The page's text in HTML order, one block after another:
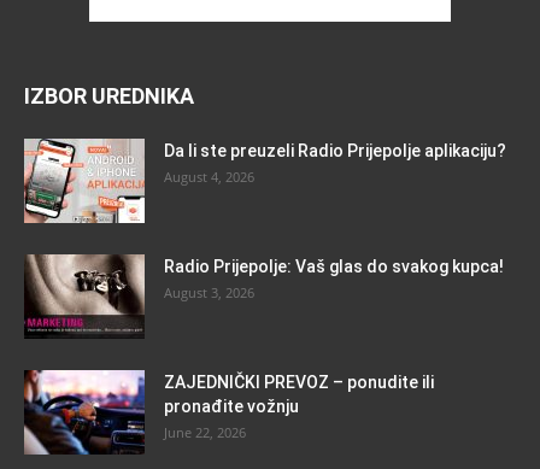
IZBOR UREDNIKA
Da li ste preuzeli Radio Prijepolje aplikaciju?
August 4, 2026
Radio Prijepolje: Vaš glas do svakog kupca!
August 3, 2026
ZAJEDNIČKI PREVOZ – ponudite ili
pronađite vožnju
June 22, 2026